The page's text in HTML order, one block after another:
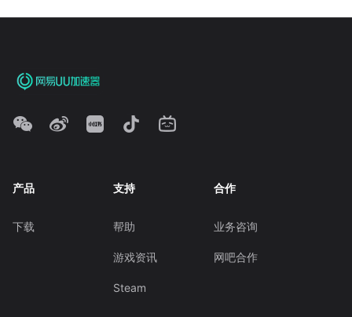
产品
下载
支持
帮助
游戏资讯
Steam
合作
业务咨询
网吧合作